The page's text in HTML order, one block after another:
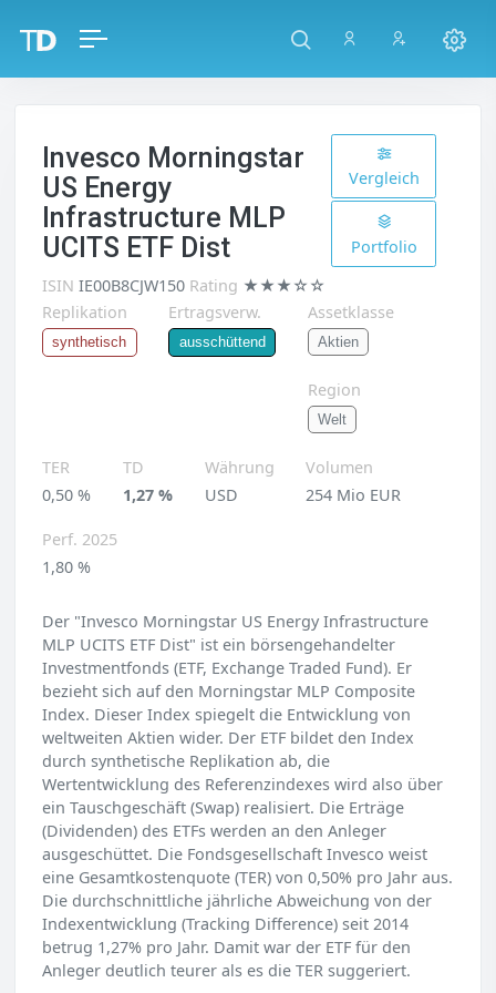
Invesco Morningstar
US Energy
Infrastructure MLP
UCITS ETF Dist
Vergleich
Portfolio
ISIN IE00B8CJW150 Rating ★★★☆☆
Replikation
synthetisch
Ertragsverw.
ausschüttend
Assetklasse
Aktien
Region
Welt
TER
0,50 %
TD
1,27 %
Währung
USD
Volumen
254 Mio EUR
Perf. 2025
1,80 %
Der "Invesco Morningstar US Energy Infrastructure
MLP UCITS ETF Dist" ist ein börsengehandelter
Investmentfonds (ETF, Exchange Traded Fund). Er
bezieht sich auf den Morningstar MLP Composite
Index. Dieser Index spiegelt die Entwicklung von
weltweiten Aktien wider. Der ETF bildet den Index
durch synthetische Replikation ab, die
Wertentwicklung des Referenzindexes wird also über
ein Tauschgeschäft (Swap) realisiert. Die Erträge
(Dividenden) des ETFs werden an den Anleger
ausgeschüttet. Die Fondsgesellschaft Invesco weist
eine Gesamtkostenquote (TER) von 0,50% pro Jahr aus.
Die durchschnittliche jährliche Abweichung von der
Indexentwicklung (Tracking Difference) seit 2014
betrug 1,27% pro Jahr. Damit war der ETF für den
Anleger deutlich teurer als es die TER suggeriert.